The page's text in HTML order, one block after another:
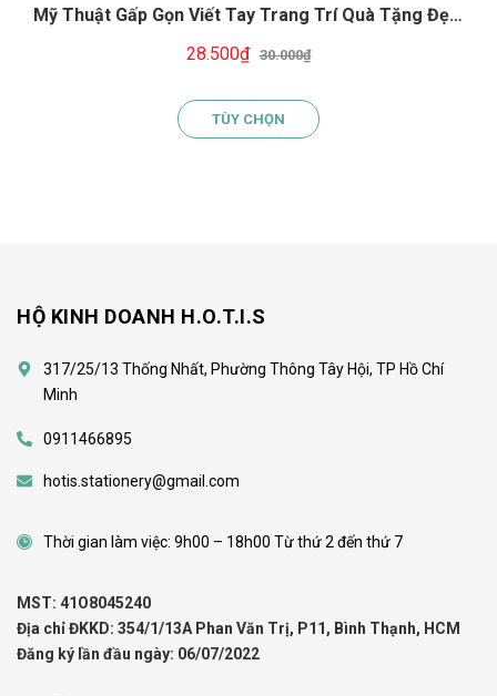
Mỹ Thuật Gấp Gọn Viết Tay Trang Trí Quà Tặng Đẹp,
Phong Cách Cổ Điển
28.500₫ 30.000₫
TÙY CHỌN
HỘ KINH DOANH H.O.T.I.S
317/25/13 Thống Nhất, Phường Thông Tây Hội, TP Hồ Chí
Minh
0911466895
hotis.stationery@gmail.com
Thời gian làm việc: 9h00 – 18h00 Từ thứ 2 đến thứ 7
MST: 41O8045240
Địa chỉ ĐKKD: 354/1/13A Phan Văn Trị, P11, Bình Thạnh, HCM
Đăng ký lần đầu ngày: 06/07/2022